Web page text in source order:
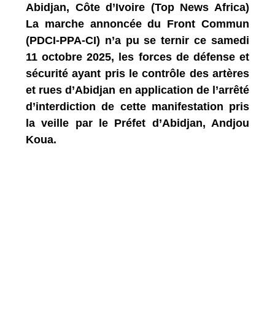
Abidjan, Côte d’Ivoire (Top News Africa)
La marche annoncée du Front Commun
(PDCI-PPA-CI) n’a pu se ternir ce samedi
11 octobre 2025, les forces de défense et
sécurité ayant pris le contrôle des artères
et rues d’Abidjan en application de l’arrêté
d’interdiction de cette manifestation pris
la veille par le Préfet d’Abidjan, Andjou
Koua.